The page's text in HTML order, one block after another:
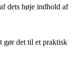
dets høje indhold af
gør det til et praktisk